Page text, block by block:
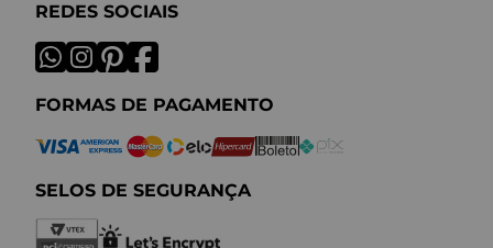
REDES SOCIAIS
FORMAS DE PAGAMENTO
SELOS DE SEGURANÇA